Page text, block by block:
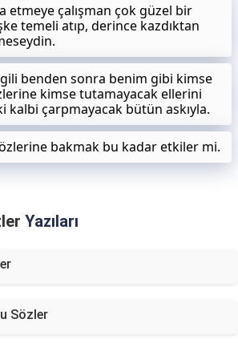
etmeye çalışman çok güzel bir
temeli atıp, derince kazdıktan
benden sonra benim gibi kimse
kimse tutamayacak ellerini
kalbi çarpmayacak bütün askıyla.
bakmak bu kadar etkiler mi.
Yazıları
Sözler